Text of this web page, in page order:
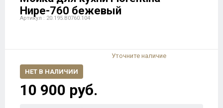
Нире-760 бежевый
Артикул : 20.195.B0760.104
Уточните наличие
НЕТ В НАЛИЧИИ
10 900 руб.